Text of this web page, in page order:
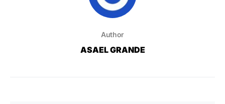
Author
ASAEL GRANDE